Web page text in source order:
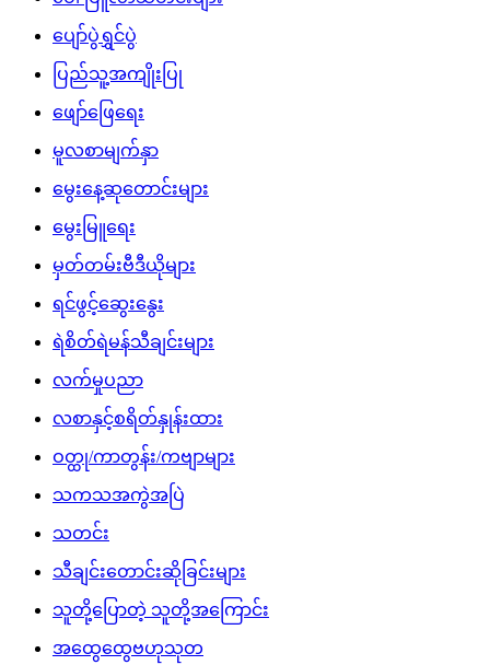
ပျော်ပွဲရွှင်ပွဲ
ပြည်သူ့အကျိုးပြု
ဖျော်ဖြေရေး
မူလစာမျက်နှာ
မွေးနေ့ဆုတောင်းများ
မွေးမြူရေး
မှတ်တမ်းဗီဒီယိုများ
ရင်ဖွင့်ဆွေးနွေး
ရဲစိတ်ရဲမန်သီချင်းများ
လက်မှုပညာ
လစာနှင့်စရိတ်နှုန်းထား
ဝတ္ထု/ကာတွန်း/ကဗျာများ
သကသအကွဲအပြဲ
သတင်း
သီချင်းတောင်းဆိုခြင်းများ
သူတို့ပြောတဲ့ သူတို့အကြောင်း
အထွေထွေဗဟုသုတ